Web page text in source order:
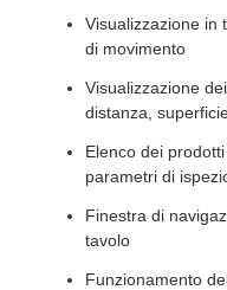
Visualizzazione in
di movimento
Visualizzazione
distanza,
Elenco dei
parametri di
Finestra di
tavolo
Funzionamento